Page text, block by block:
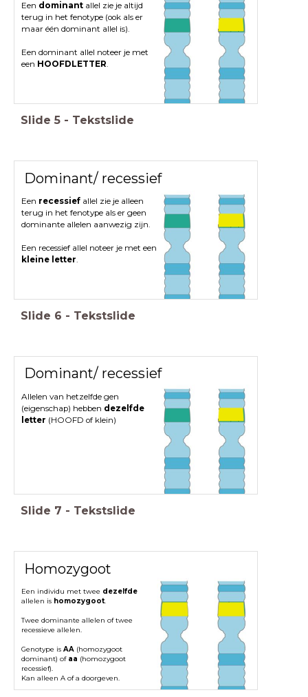
Een dominant allel zie je altijd
terug in het fenotype (ook als er
maar één dominant allel is).
Een dominant allel noteer je met
een HOOFDLETTER.
Slide 5 - Tekstslide
Dominant/ recessief
Een recessief allel zie je alleen
terug in het fenotype als er geen
dominante allelen aanwezig zijn.
Een recessief allel noteer je met een
kleine letter.
Slide 6 - Tekstslide
Dominant/ recessief
Allelen van hetzelfde gen
(eigenschap) hebben dezelfde
letter (HOOFD of klein)
Slide 7 - Tekstslide
Homozygoot
Een individu met twee dezelfde
allelen is homozygoot.
Twee dominante allelen of twee
recessieve allelen.
Genotype is AA(homozygoot
dominant) of aa (homozygoot
recessief).
Kan alleen A of a doorgeven.